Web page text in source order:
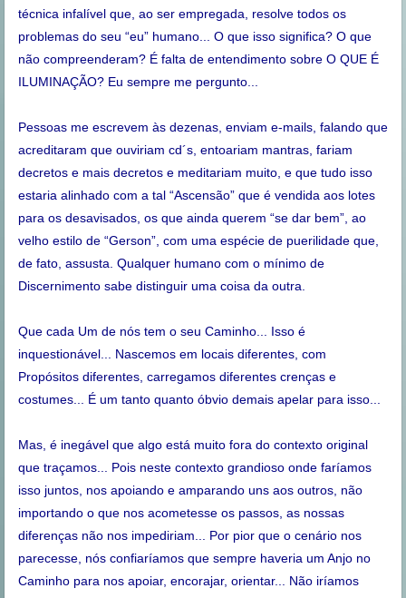
técnica infalível que, ao ser empregada, resolve todos os
problemas do seu “eu” humano... O que isso significa? O que
não compreenderam? É falta de entendimento sobre O QUE É
ILUMINAÇÃO? Eu sempre me pergunto...
Pessoas me escrevem às dezenas, enviam e-mails, falando que
acreditaram que ouviriam cd´s, entoariam mantras, fariam
decretos e mais decretos e meditariam muito, e que tudo isso
estaria alinhado com a tal “Ascensão” que é vendida aos lotes
para os desavisados, os que ainda querem “se dar bem”, ao
velho estilo de “Gerson”, com uma espécie de puerilidade que,
de fato, assusta. Qualquer humano com o mínimo de
Discernimento sabe distinguir uma coisa da outra.
Que cada Um de nós tem o seu Caminho... Isso é
inquestionável... Nascemos em locais diferentes, com
Propósitos diferentes, carregamos diferentes crenças e
costumes... É um tanto quanto óbvio demais apelar para isso...
Mas, é inegável que algo está muito fora do contexto original
que traçamos... Pois neste contexto grandioso onde faríamos
isso juntos, nos apoiando e amparando uns aos outros, não
importando o que nos acometesse os passos, as nossas
diferenças não nos impediriam... Por pior que o cenário nos
parecesse, nós confiaríamos que sempre haveria um Anjo no
Caminho para nos apoiar, encorajar, orientar... Não iríamos